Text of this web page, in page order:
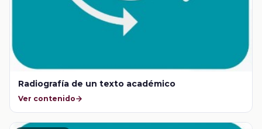
Radiografía de un texto académico
Ver contenido